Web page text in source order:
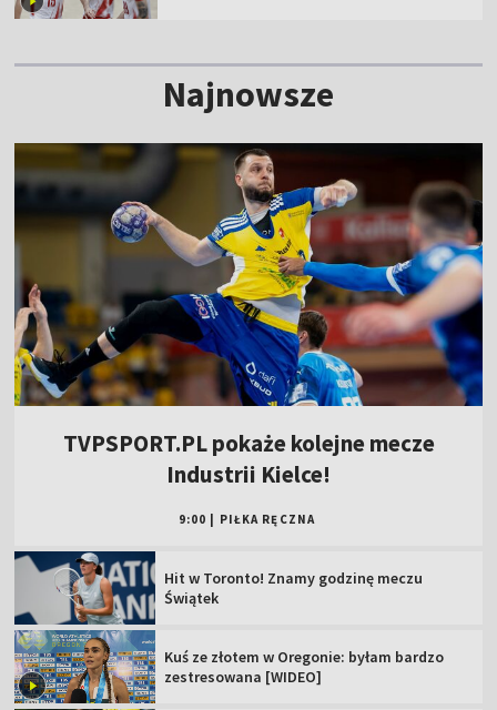
Najnowsze
TVPSPORT.PL pokaże kolejne mecze
Industrii Kielce!
9:00 PIŁKA RĘCZNA
Hit w Toronto! Znamy godzinę meczu
Świątek
Kuś ze złotem w Oregonie: byłam bardzo
zestresowana [WIDEO]